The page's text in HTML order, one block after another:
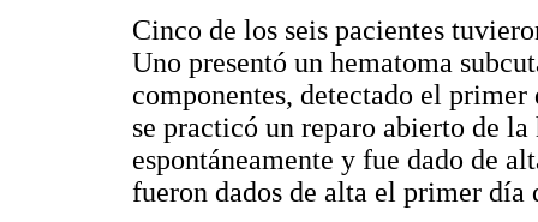
Cinco de los seis pacientes
Uno presentó un hematoma
componentes, detectado el
se practicó un reparo abierto de
espontáneamente y fue dado de
fueron dados de alta el primer día